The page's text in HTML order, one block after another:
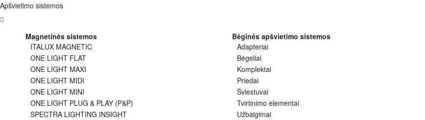
Apšvietimo sistemos
Magnetinės sistemos
ITALUX MAGNETIC
ONE LIGHT FLAT
ONE LIGHT MAXI
ONE LIGHT MIDI
ONE LIGHT MINI
ONE LIGHT PLUG & PLAY (P&P)
SPECTRA LIGHTING INSIGHT
Bėginės apšvietimo sistemos
Adapteriai
Bėgeliai
Komplektai
Priedai
Šviestuvai
Tvirtinimo elementai
Užbaigimai